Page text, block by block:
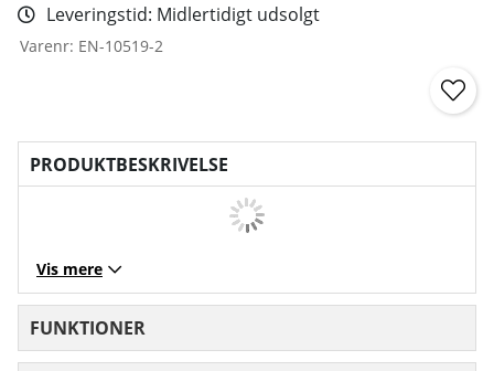
Leveringstid: Midlertidigt udsolgt
Varenr: EN-10519-2
PRODUKTBESKRIVELSE
Vis mere
FUNKTIONER